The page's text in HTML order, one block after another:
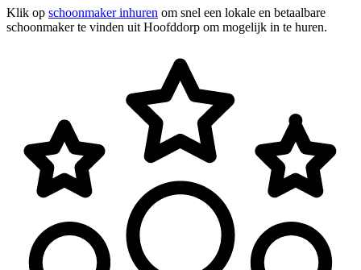
Klik op schoonmaker inhuren om snel een lokale en betaalbare
schoonmaker te vinden uit Hoofddorp om mogelijk in te huren.